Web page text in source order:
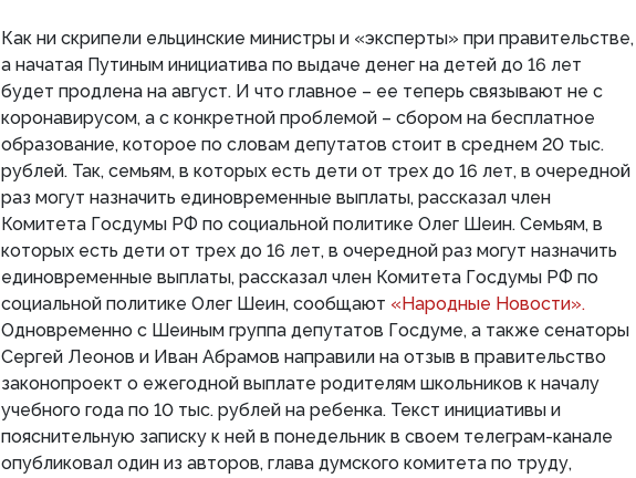
Как ни скрипели ельцинские министры и «эксперты» при правительстве,
а начатая Путиным инициатива по выдаче денег на детей до 16 лет
будет продлена на август. И что главное – ее теперь связывают не с
коронавирусом, а с конкретной проблемой – сбором на бесплатное
образование, которое по словам депутатов стоит в среднем 20 тыс.
рублей. Так, семьям, в которых есть дети от трех до 16 лет, в очередной
раз могут назначить единовременные выплаты, рассказал член
Комитета Госдумы РФ по социальной политике Олег Шеин. Семьям, в
которых есть дети от трех до 16 лет, в очередной раз могут назначить
единовременные выплаты, рассказал член Комитета Госдумы РФ по
социальной политике Олег Шеин, сообщают «Народные Новости».
Одновременно с Шеиным группа депутатов Госдуме, а также сенаторы
Сергей Леонов и Иван Абрамов направили на отзыв в правительство
законопроект о ежегодной выплате родителям школьников к началу
учебного года по 10 тыс. рублей на ребенка. Текст инициативы и
пояснительную записку к ней в понедельник в своем телеграм-канале
опубликовал один из авторов, глава думского комитета по труду,